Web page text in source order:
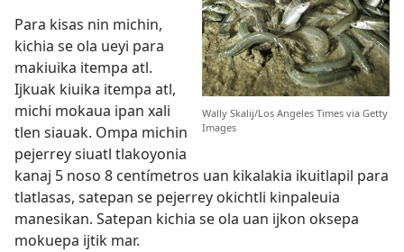
Wally Skalij/Los Angeles Times via Getty
Images
Para kisas nin michin,
kichia se ola ueyi para
makiuika itempa atl.
Ijkuak kiuika itempa atl,
michi mokaua ipan xali
tlen siauak. Ompa michin
pejerrey siuatl tlakoyonia
kanaj 5 noso 8 centímetros uan kikalakia ikuitlapil para
tlatlasas, satepan se pejerrey okichtli kinpaleuia
manesikan. Satepan kichia se ola uan ijkon oksepa
mokuepa ijtik mar.